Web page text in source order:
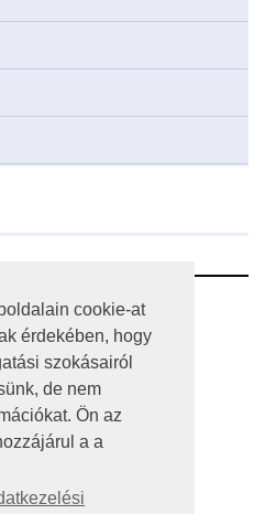
cookie-at
érdekében, hogy
szokásairól
de nem
Ön az
a a